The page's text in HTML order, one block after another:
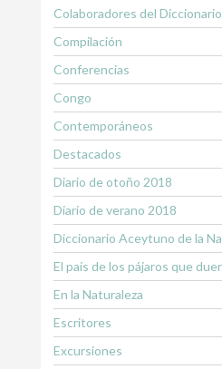
Colaboradores del
Compilación
Conferencias
Congo
Contemporáneos
Destacados
Diario de otoño 2018
Diario de verano 2018
Diccionario Aceytuno de la
El país de los pájaros que
En la Naturaleza
Escritores
Excursiones